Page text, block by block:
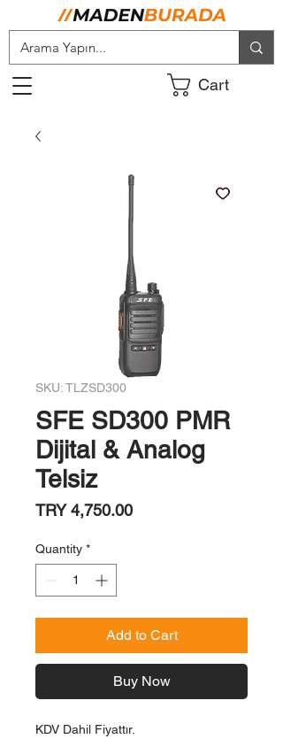
Cart
SKU: TLZSD300
SFE SD300 PMR
Dijital & Analog
Telsiz
TRY 4,750.00Price
Quantity *
Add to Cart
Buy Now
KDV Dahil Fiyattır.